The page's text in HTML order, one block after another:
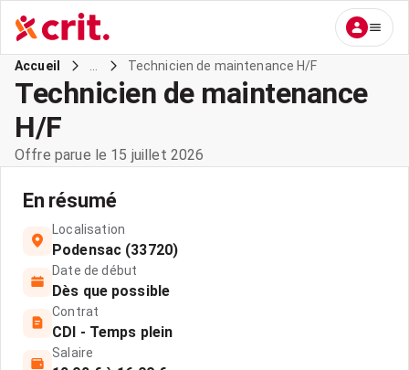
Accueil Technicien de maintenance H/F
Technicien de maintenance
H/F
Offre parue le 15 juillet 2026
En résumé
Localisation
Podensac (33720)
Date de début
Dès que possible
Contrat
CDI - Temps plein
Salaire